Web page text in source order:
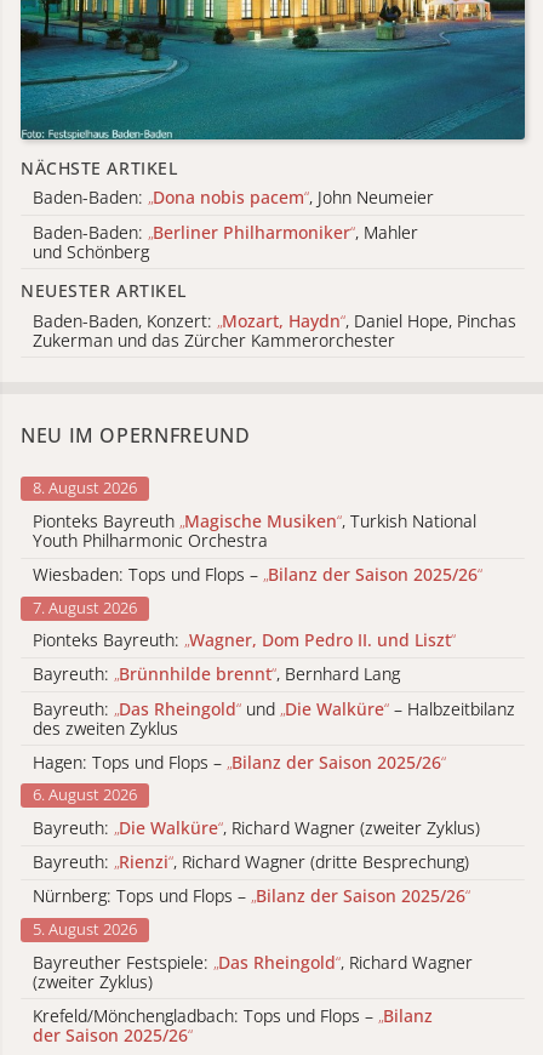
NÄCHSTE ARTIKEL
Baden-Baden: „Dona nobis pacem“, John Neumeier
Baden-Baden: „Berliner Philharmoniker“, Mahler
und Schönberg
NEUESTER ARTIKEL
Baden-Baden, Konzert: „Mozart, Haydn“, Daniel Hope, Pinchas
Zukerman und das Zürcher Kammerorchester
NEU IM OPERNFREUND
8. August 2026
Pionteks Bayreuth „Magische Musiken“, Turkish National
Youth Philharmonic Orchestra
Wiesbaden: Tops und Flops – „Bilanz der Saison 2025/26“
7. August 2026
Pionteks Bayreuth: „Wagner, Dom Pedro II. und Liszt“
Bayreuth: „Brünnhilde brennt“, Bernhard Lang
Bayreuth: „Das Rheingold“ und „Die Walküre“ – Halbzeitbilanz
des zweiten Zyklus
Hagen: Tops und Flops – „Bilanz der Saison 2025/26“
6. August 2026
Bayreuth: „Die Walküre“, Richard Wagner (zweiter Zyklus)
Bayreuth: „Rienzi“, Richard Wagner (dritte Besprechung)
Nürnberg: Tops und Flops – „Bilanz der Saison 2025/26“
5. August 2026
Bayreuther Festspiele: „Das Rheingold“, Richard Wagner
(zweiter Zyklus)
Krefeld/Mönchengladbach: Tops und Flops – „Bilanz
der Saison 2025/26“